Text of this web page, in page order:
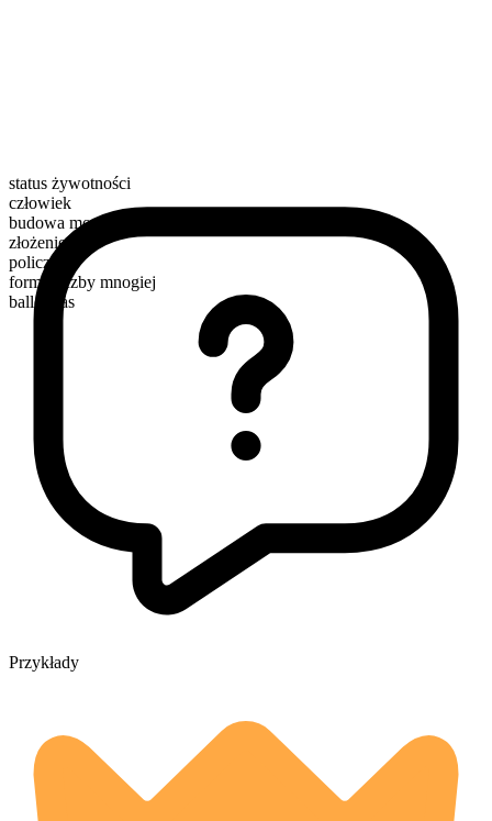
status żywotności
człowiek
budowa morfologiczna
złożenie
policzalny
forma liczby mnogiej
ballerinas
Przykłady